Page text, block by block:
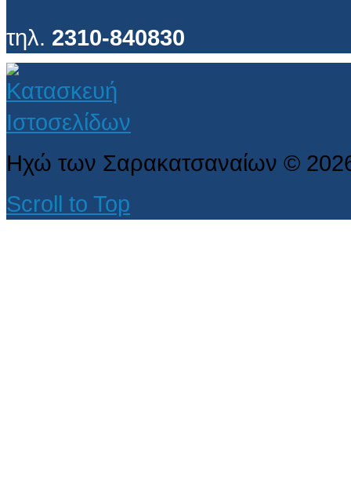
τηλ. 2310-840830
Ηχώ των Σαρακατσαναίων ©
Scroll to Top